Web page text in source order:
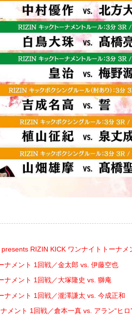
RIZIN KICK ワンナイトトーナメ
ナメント 1回戦／金太郎 vs. 伊藤空也
ナメント 1回戦／大塚隆史 vs. 獅庵
ナメント 1回戦／瀧澤謙太 vs. 今成正和
メント 1回戦／倉本一真 vs. アラン“ヒロ